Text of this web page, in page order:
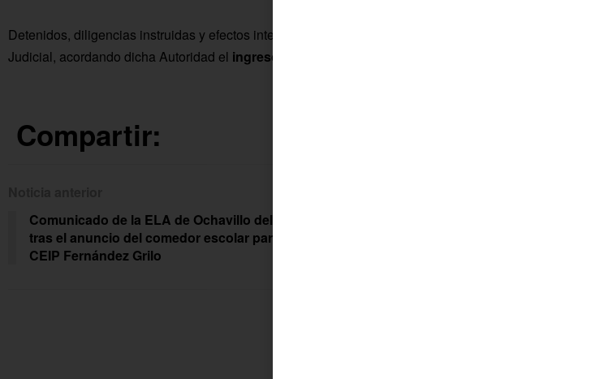
Detenidos, diligencias instruidas y efectos intervenidos, han sido puestos a disposición de la Autoridad
Judicial, acordando dicha Autoridad el ingreso en prisión
Compartir:
Comunicado de la ELA de Ochavillo del Río
tras el anuncio del comedor escolar para el
CEIP Fernández Grilo